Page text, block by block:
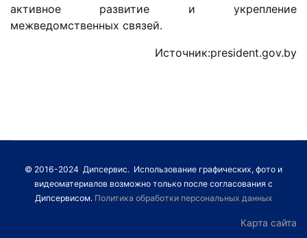
активное развитие и укрепление
межведомственных связей.
Источник:president.gov.by
© 2016-2024 Дипсервис. Использование графических, фото и
видеоматериалов возможно только после согласования с
Дипсервисом. Политика обработки персональных данных
Карта сайта